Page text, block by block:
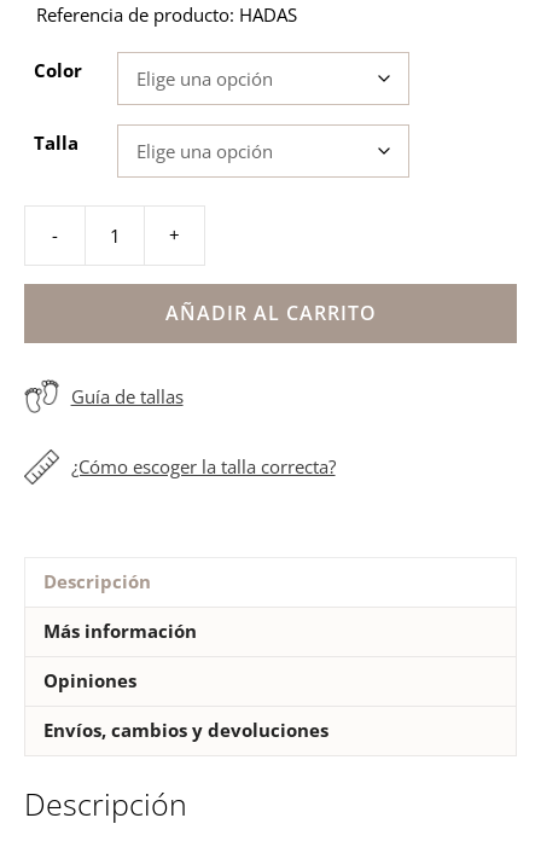
Referencia de producto: HADAS
Color
Talla
-
colegial
niña
Blanditos
+
AÑADIR AL CARRITO
Guía de tallas
¿Cómo escoger la talla correcta?
Descripción
Más información
Opiniones
Envíos, cambios y devoluciones
Descripción